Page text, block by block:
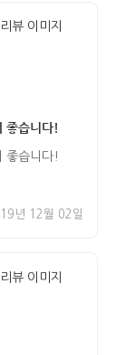
좋습니다!
좋습니다!
년 12월 02일